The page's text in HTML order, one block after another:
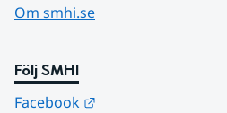
Om smhi.se
Följ SMHI
Facebook